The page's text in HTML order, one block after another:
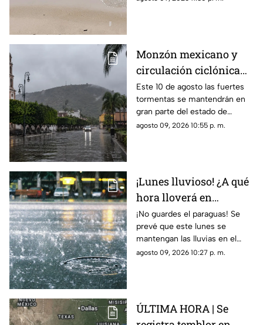
Monzón mexicano y
circulación ciclónica
mantendrán fuertes
tormentas en Nayarit
Este 10 de agosto las fuertes
tormentas se mantendrán en
gran parte del estado de
Nayarit
agosto 09, 2026 10:55 p. m.
¡Lunes lluvioso! ¿A qué
hora lloverá en
Guadalajara?
¡No guardes el paraguas! Se
prevé que este lunes se
mantengan las lluvias en el
Área Metropolitana de
agosto 09, 2026 10:27 p. m.
ÚLTIMA HORA | Se